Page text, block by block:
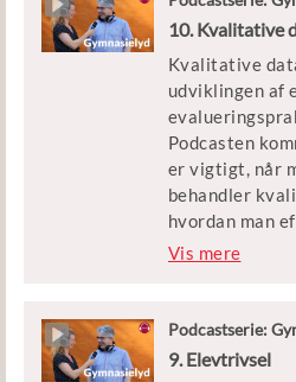
Århus
om didaktik og
Morten har i
innovation i
stede til øget
politisk
hurtigt
paradoks, og
det i så fald?
Torben
med
med projektet
10. Kvalitative
Kvalitative
udviklingen af
Podcasten
er vigtigt, når
behandler
hvordan man
rfølgende kan
giver, også
Vis mere
Podcastserie:
9. Elevtrivsel